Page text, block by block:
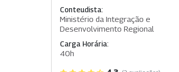
Conteudista:
Ministério da Integração e
Desenvolvimento Regional
Carga Horária:
40h